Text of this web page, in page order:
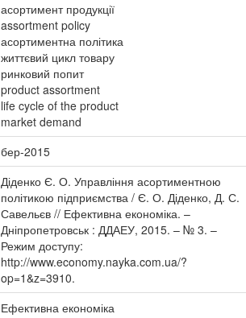
асортимент продукції
assortment policy
асортиментна політика
життєвий цикл товару
ринковий попит
product assortment
life cycle of the product
market demand
бер-2015
Діденко Є. О. Управління асортиментною
політикою підприємства / Є. О. Діденко, Д. С.
Савельєв // Ефективна економіка. –
Дніпропетровськ : ДДАЕУ, 2015. – № 3. –
Режим доступу:
http://www.economy.nayka.com.ua/?
op=1&z=3910.
Ефективна економіка